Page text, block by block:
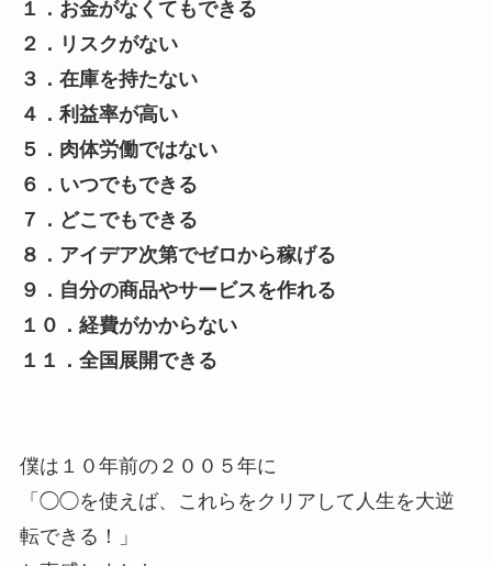
１．お金がなくてもできる
２．リスクがない
３．在庫を持たない
４．利益率が高い
５．肉体労働ではない
６．いつでもできる
７．どこでもできる
８．アイデア次第でゼロから稼げる
９．自分の商品やサービスを作れる
１０．経費がかからない
１１．全国展開できる
僕は１０年前の２００５年に
「◯◯を使えば、これらをクリアして人生を大逆
転できる！」